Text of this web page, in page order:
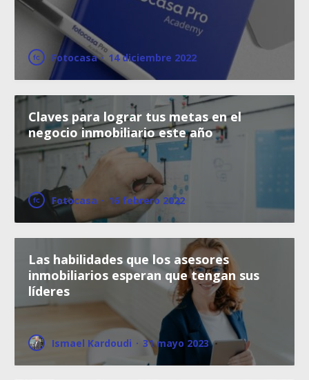
Fotocasa · 14 diciembre 2022
Claves para lograr tus metas en el
negocio inmobiliario este año
Fotocasa · 16 febrero 2022
Las habilidades que los asesores
inmobiliarios esperan que tengan sus
líderes
Ismael Kardoudi · 31 mayo 2023